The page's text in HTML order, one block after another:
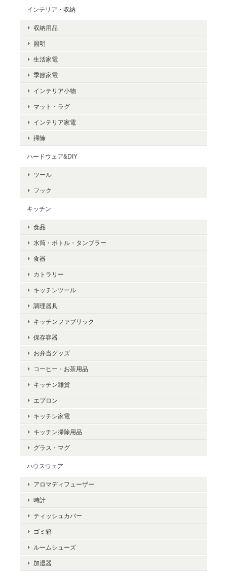
インテリア・収納
収納用品
照明
生活家電
季節家電
インテリア小物
マット・ラグ
インテリア家電
掃除
ハードウェア&DIY
ツール
フック
キッチン
食品
水筒・ボトル・タンブラー
食器
カトラリー
キッチンツール
調理器具
キッチンファブリック
保存容器
お弁当グッズ
コーヒー・お茶用品
キッチン雑貨
エプロン
キッチン家電
キッチン掃除用品
グラス・マグ
ハウスウェア
アロマディフューザー
時計
ティッシュカバー
ゴミ箱
ルームシューズ
加湿器